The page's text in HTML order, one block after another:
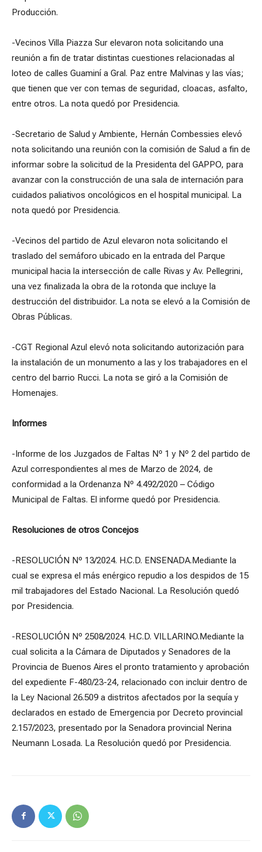
Producción.
-Vecinos Villa Piazza Sur elevaron nota solicitando una
reunión a fin de tratar distintas cuestiones relacionadas al
loteo de calles Guaminí a Gral. Paz entre Malvinas y las vías;
que tienen que ver con temas de seguridad, cloacas, asfalto,
entre otros. La nota quedó por Presidencia.
-Secretario de Salud y Ambiente, Hernán Combessies elevó
nota solicitando una reunión con la comisión de Salud a fin de
informar sobre la solicitud de la Presidenta del GAPPO, para
avanzar con la construcción de una sala de internación para
cuidados paliativos oncológicos en el hospital municipal. La
nota quedó por Presidencia.
-Vecinos del partido de Azul elevaron nota solicitando el
traslado del semáforo ubicado en la entrada del Parque
municipal hacia la intersección de calle Rivas y Av. Pellegrini,
una vez finalizada la obra de la rotonda que incluye la
destrucción del distribuidor. La nota se elevó a la Comisión de
Obras Públicas.
-CGT Regional Azul elevó nota solicitando autorización para
la instalación de un monumento a las y los trabajadores en el
centro del barrio Rucci. La nota se giró a la Comisión de
Homenajes.
Informes
-Informe de los Juzgados de Faltas Nº 1 y Nº 2 del partido de
Azul correspondientes al mes de Marzo de 2024, de
conformidad a la Ordenanza Nº 4.492/2020 – Código
Municipal de Faltas. El informe quedó por Presidencia.
Resoluciones de otros Concejos
-RESOLUCIÓN Nº 13/2024. H.C.D. ENSENADA.Mediante la
cual se expresa el más enérgico repudio a los despidos de 15
mil trabajadores del Estado Nacional. La Resolución quedó
por Presidencia.
-RESOLUCIÓN Nº 2508/2024. H.C.D. VILLARINO.Mediante la
cual solicita a la Cámara de Diputados y Senadores de la
Provincia de Buenos Aires el pronto tratamiento y aprobación
del expediente F-480/23-24, relacionado con incluir dentro de
la Ley Nacional 26.509 a distritos afectados por la sequía y
declarados en estado de Emergencia por Decreto provincial
2.157/2023, presentado por la Senadora provincial Nerina
Neumann Losada. La Resolución quedó por Presidencia.